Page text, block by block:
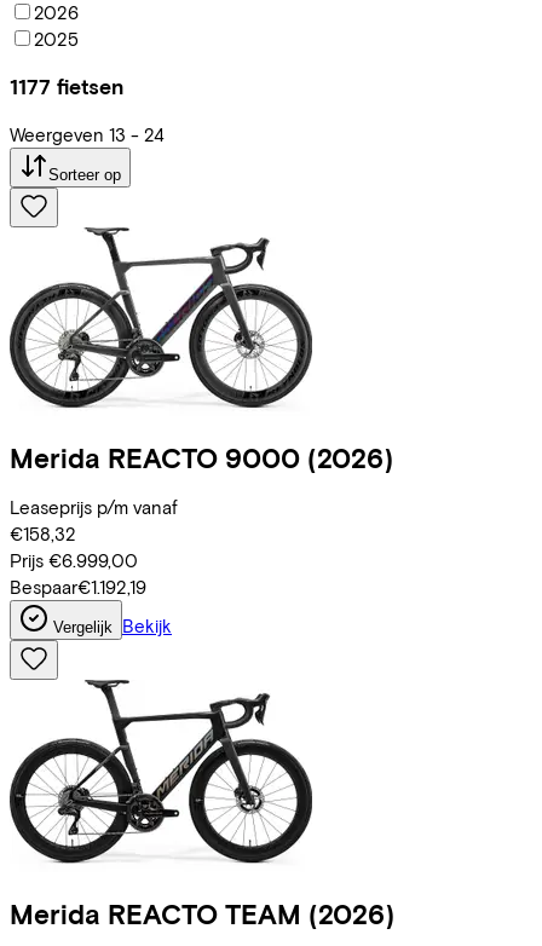
2026
2025
1177 fietsen
Weergeven 13 - 24
Sorteer op
Merida REACTO 9000 (2026)
Leaseprijs p/m vanaf
€158,32
Prijs €6.999,00
Bespaar€1.192,19
Vergelijk Bekijk
Merida REACTO TEAM (2026)